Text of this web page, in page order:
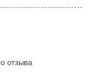
отзыва